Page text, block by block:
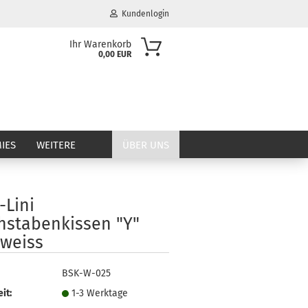
Kundenlogin
vergessen?
Ihr Warenkorb
0,00 EUR
ÜBER UNS
WEITERE
Lini
"Y"
BSK-W-025
1-3 Werktage